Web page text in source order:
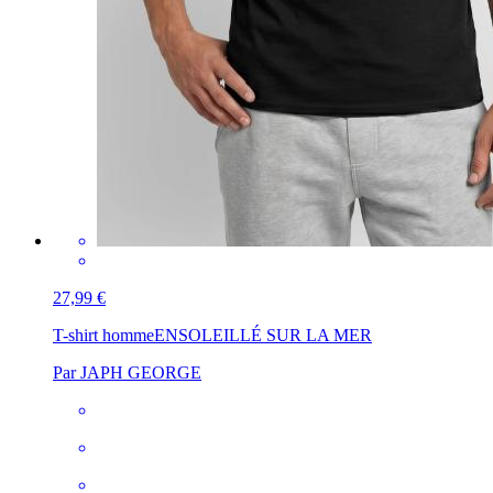
27,99 €
T-shirt hommeENSOLEILLÉ SUR LA MER
Par JAPH GEORGE